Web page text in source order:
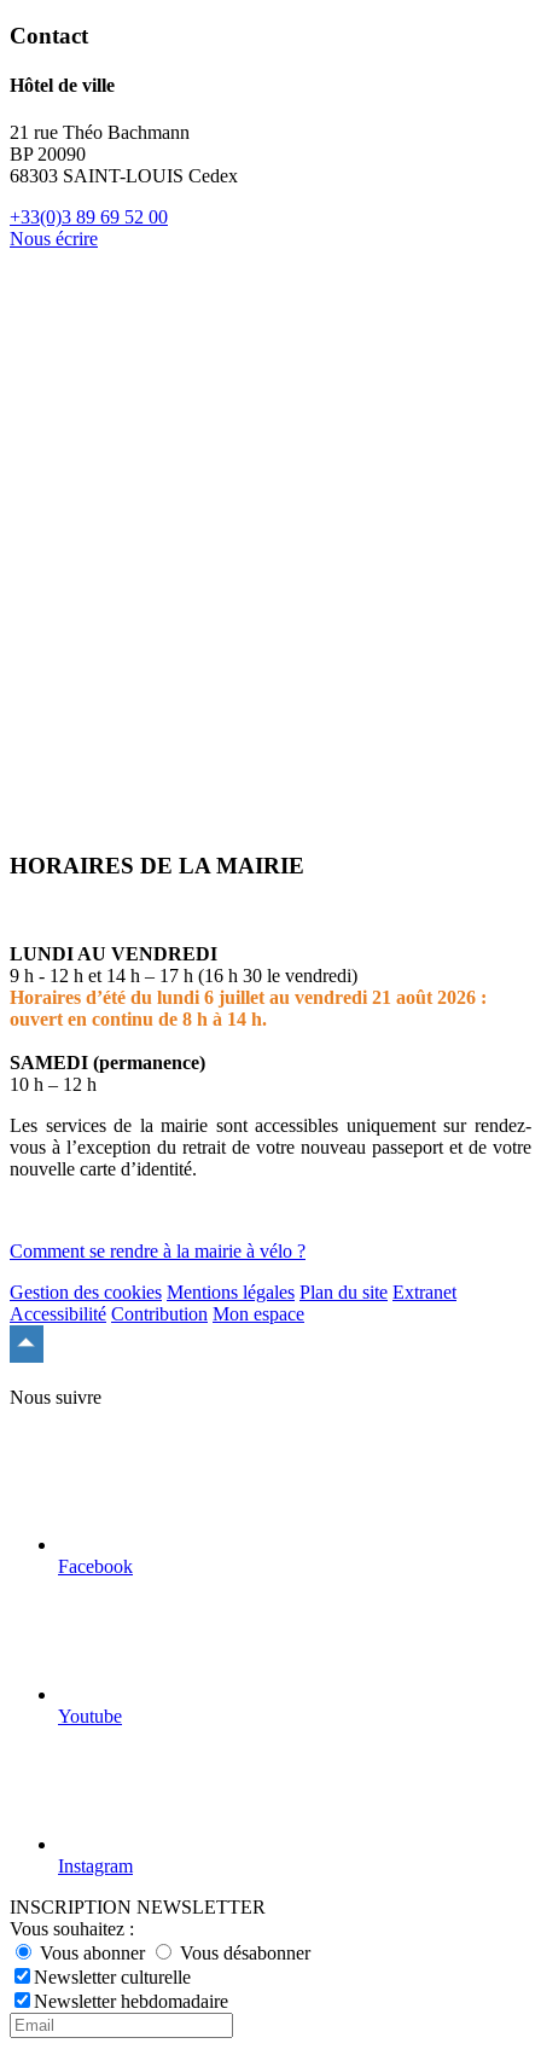
Contact
Hôtel de ville
21 rue Théo Bachmann
BP 20090
68303 SAINT-LOUIS Cedex
+33(0)3 89 69 52 00
Nous écrire
HORAIRES DE LA MAIRIE
LUNDI AU VENDREDI
9 h - 12 h et 14 h – 17 h (16 h 30 le vendredi)
Horaires d’été du lundi 6 juillet au vendredi 21 août 2026 :
ouvert en continu de 8 h à 14 h.
SAMEDI (permanence)
10 h – 12 h
Les services de la mairie sont accessibles uniquement sur rendez-
vous à l’exception du retrait de votre nouveau passeport et de votre
nouvelle carte d’identité.
Comment se rendre à la mairie à vélo ?
Gestion des cookies Mentions légales Plan du site Extranet
Accessibilité Contribution Mon espace
du
Nous suivre
Facebook
Youtube
Instagram
INSCRIPTION NEWSLETTER
Vous souhaitez :
Vous abonner
Vous désabonner
Newsletter culturelle
Newsletter hebdomadaire